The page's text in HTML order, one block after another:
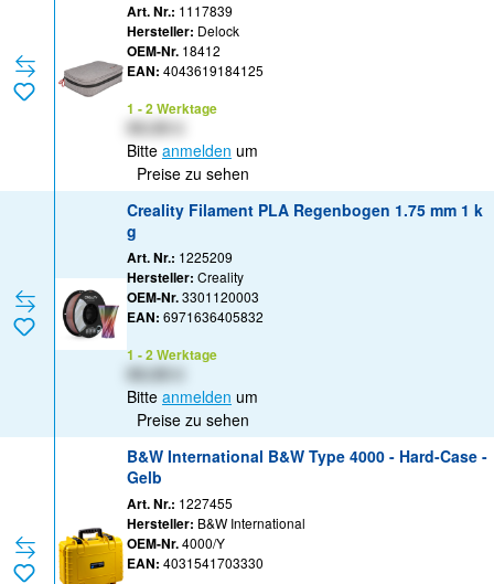
Art. Nr.: 1117839
Hersteller: Delock
OEM-Nr. 18412
EAN: 4043619184125
1 - 2 Werktage
Bitte anmelden um
Preise zu sehen
Creality Filament PLA Regenbogen 1.75 mm 1 k
g
Art. Nr.: 1225209
Hersteller: Creality
OEM-Nr.3301120003
EAN: 6971636405832
1 - 2 Werktage
Bitte anmelden um
Preise zu sehen
B&W International B&W Type 4000 - Hard-Case -
Gelb
Art. Nr.: 1227455
Hersteller: B&W International
OEM-Nr.4000/Y
EAN: 4031541703330